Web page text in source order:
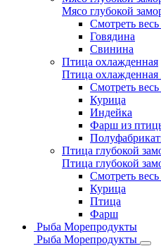
Мясо глубокой
Смотреть весь
Говядина
Свинина
Птица охлажденная
Птица охлажденная
Смотреть весь
Курица
Индейка
Фарш из
Птица глубокой
Птица глубокой
Смотреть весь
Курица
Птица
Фарш
Рыба Морепродукты
Рыба Морепродукты